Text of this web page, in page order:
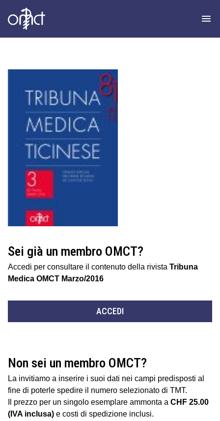
Sei già un membro OMCT?
Accedi per consultare il contenuto della rivista Tribuna
Medica OMCT Marzo/2016
ACCEDI
Non sei un membro OMCT?
La invitiamo a inserire i suoi dati nei campi predisposti al
fine di poterle spedire il numero selezionato di TMT.
Il prezzo per un singolo esemplare ammonta a CHF 25.00
(IVA inclusa) e costi di spedizione inclusi.